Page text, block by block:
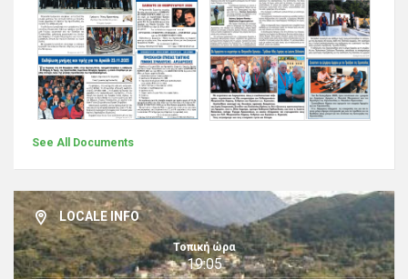
See All Documents
LOCALE INFO
Τοπική ώρα
19:05